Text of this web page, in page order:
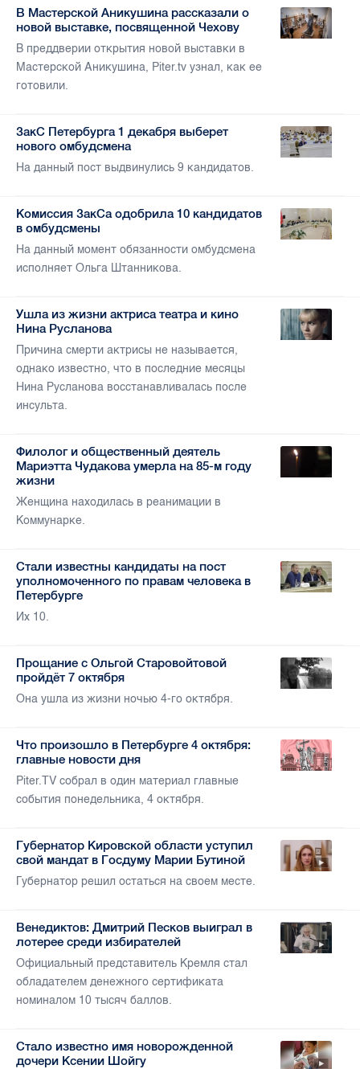
В Мастерской Аникушина рассказали о
новой выставке, посвященной Чехову
В преддверии открытия новой выставки в
Мастерской Аникушина, Piter.tv узнал, как ее
готовили.
ЗакС Петербурга 1 декабря выберет
нового омбудсмена
На данный пост выдвинулись 9 кандидатов.
Комиссия ЗакСа одобрила 10 кандидатов
в омбудсмены
На данный момент обязанности омбудсмена
исполняет Ольга Штанникова.
Ушла из жизни актриса театра и кино
Нина Русланова
Причина смерти актрисы не называется,
однако известно, что в последние месяцы
Нина Русланова восстанавливалась после
инсульта.
Филолог и общественный деятель
Мариэтта Чудакова умерла на 85-м году
жизни
Женщина находилась в реанимации в
Коммунарке.
Стали известны кандидаты на пост
уполномоченного по правам человека в
Петербурге
Их 10.
Прощание с Ольгой Старовойтовой
пройдёт 7 октября
Она ушла из жизни ночью 4-го октября.
Что произошло в Петербурге 4 октября:
главные новости дня
Piter.TV собрал в один материал главные
события понедельника, 4 октября.
Губернатор Кировской области уступил
свой мандат в Госдуму Марии Бутиной
Губернатор решил остаться на своем месте.
Венедиктов: Дмитрий Песков выиграл в
лотерее среди избирателей
Официальный представитель Кремля стал
обладателем денежного сертификата
номиналом 10 тысяч баллов.
Стало известно имя новорожденной
дочери Ксении Шойгу